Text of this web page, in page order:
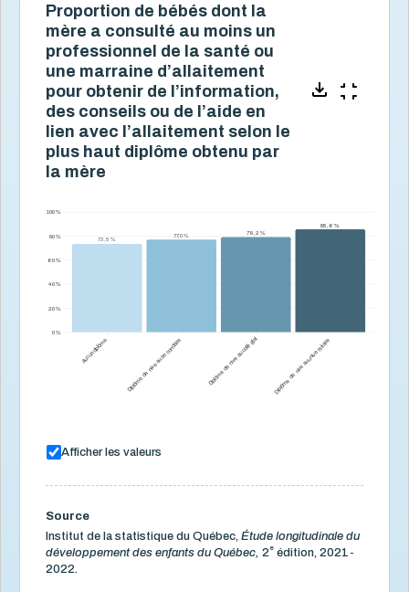
Proportion de bébés dont la
mère a consulté au moins un
professionnel de la santé ou
une marraine d’allaitement
pour obtenir de l’information,
des conseils ou de l’aide en
lien avec l’allaitement selon le
plus haut diplôme obtenu par
la mère
Aucun diplôme Diplôme de niveau secondaire Diplôme de niveau collégial Diplôme de niveau universitaire
0 %
20 %
40 %
60 %
80 %
100 %
73,5 %
73,5 %
77,0 %
77,0 % 79,2 %
79,2 %
85,6 %
85,6 %
Afficher les valeurs
Source
Institut de la statistique du Québec, Étude longitudinale du
développement des enfants du Québec, 2 e édition, 2021-
2022.